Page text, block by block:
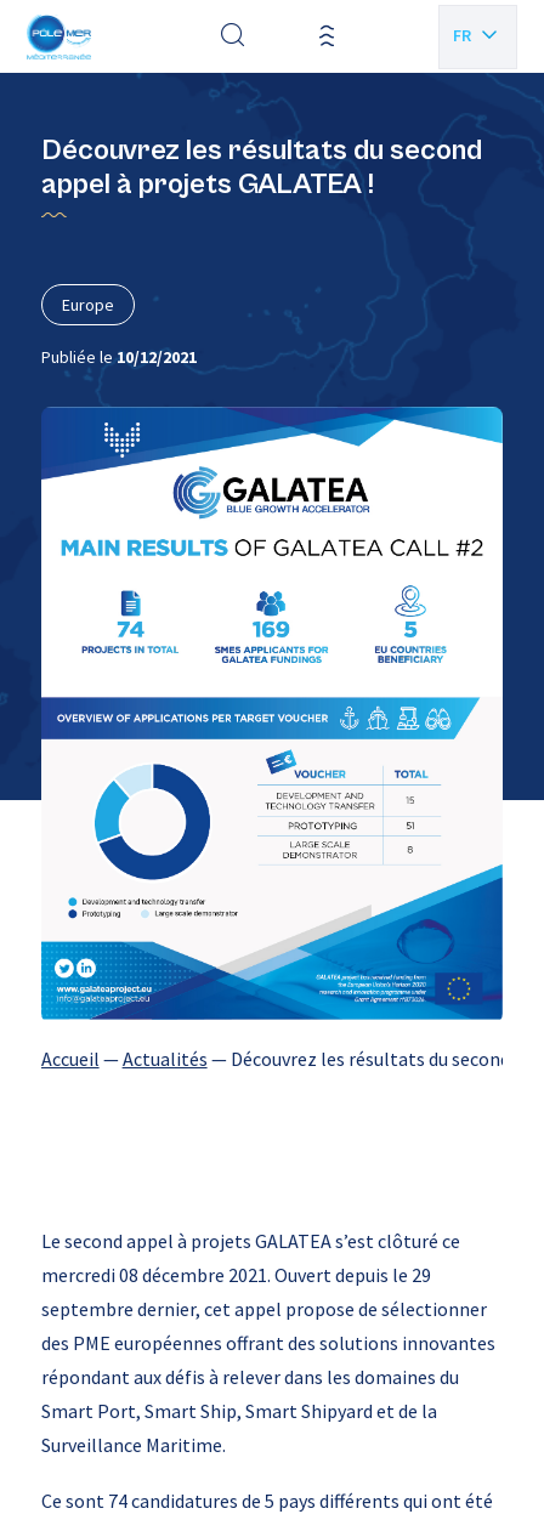
FR
Découvrez les résultats du second
appel à projets GALATEA !
Europe
Publiée le 10/12/2021
Accueil —Actualités — Découvrez les résultats du second
Le second appel à projets GALATEA s’est clôturé ce
mercredi 08 décembre 2021. Ouvert depuis le 29
septembre dernier, cet appel propose de sélectionner
des PME européennes offrant des solutions innovantes
répondant aux défis à relever dans les domaines du
Smart Port, Smart Ship, Smart Shipyard et de la
Surveillance Maritime.
Ce sont 74 candidatures de 5 pays différents qui ont été
Panneau de gestion des cookies